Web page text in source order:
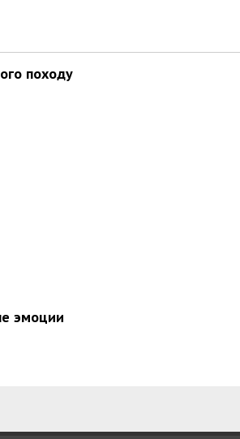
походу
эмоции